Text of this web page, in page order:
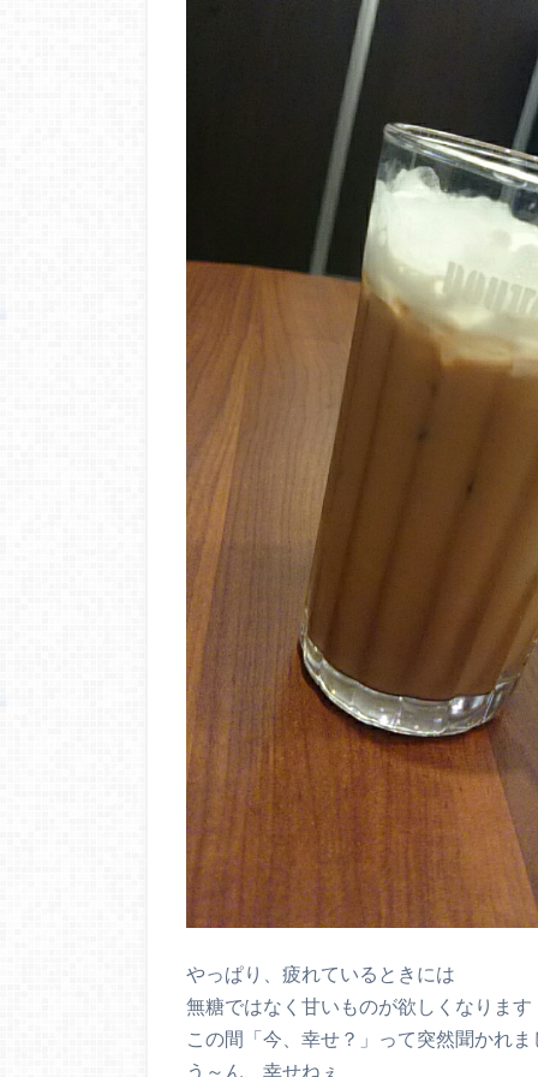
やっぱり、疲れているときには
無糖ではなく甘いものが欲しくなります
この間「今、幸せ？」って突然聞かれま
う～ん、幸せねぇ